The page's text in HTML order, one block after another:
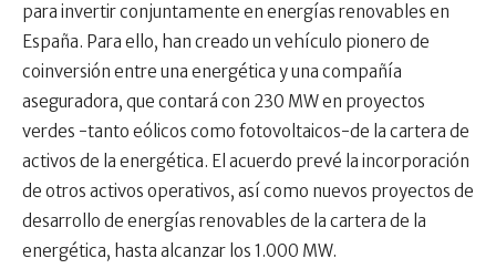
para invertir conjuntamente en energías renovables en
España. Para ello, han creado un vehículo pionero de
coinversión entre una energética y una compañía
aseguradora, que contará con 230 MW en proyectos
verdes -tanto eólicos como fotovoltaicos-de la cartera de
activos de la energética. El acuerdo prevé la incorporación
de otros activos operativos, así como nuevos proyectos de
desarrollo de energías renovables de la cartera de la
energética, hasta alcanzar los 1.000 MW.